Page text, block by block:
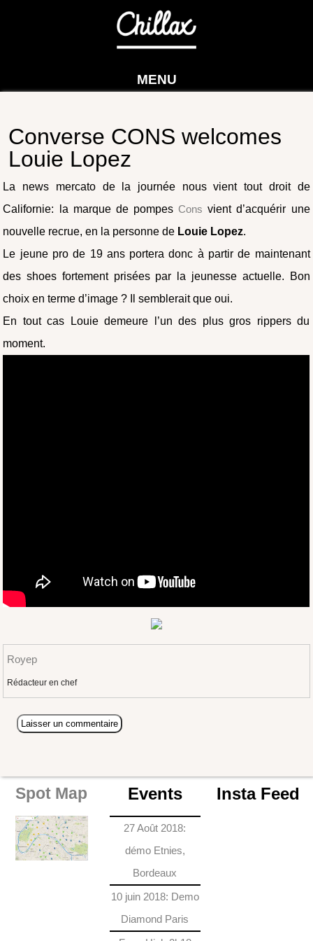
MENU
Converse CONS welcomes
Louie Lopez
La news mercato de la journée nous vient tout droit de
Californie: la marque de pompesCons vient d’acquérir une
nouvelle recrue, en la personne de Louie Lopez.
Le jeune pro de 19 ans portera donc à partir de maintenant
des shoes fortement prisées par la jeunesse actuelle. Bon
choix en terme d’image ? Il semblerait que oui.
En tout cas Louie demeure l’un des plus gros rippers du
moment.
Royep
Rédacteur en chef
Spot Map Events
27 Août 2018:
démo Etnies,
Bordeaux
10 juin 2018: Demo
Diamond Paris
Insta Feed